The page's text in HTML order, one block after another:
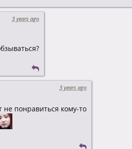
3 years ago
3 years ago
не понравиться кому-то